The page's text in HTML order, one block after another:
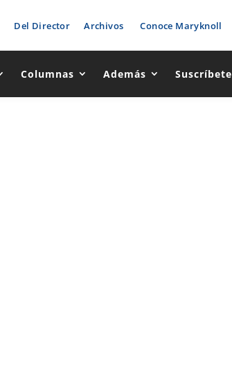
Del Director Archivos Conoce Maryknoll
Columnas Además Suscríbete